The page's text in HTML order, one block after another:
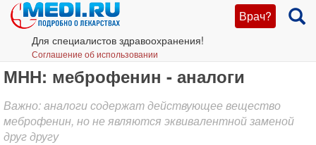
Врач?
Для специалистов здравоохранения!
Соглашение об использовании
МНН: меброфенин - аналоги
Важно: аналоги содержат действующее вещество
меброфенин, но не являются эквивалентной заменой
друг другу